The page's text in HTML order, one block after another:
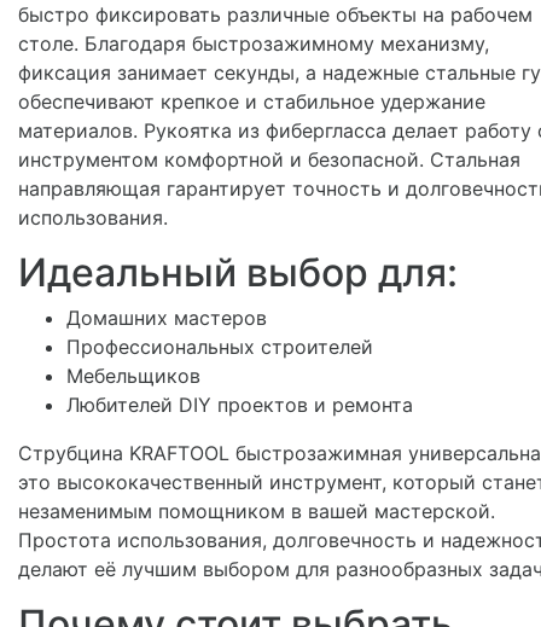
быстро фиксировать различные объекты на рабочем
столе. Благодаря быстрозажимному механизму,
фиксация занимает секунды, а надежные стальные
обеспечивают крепкое и стабильное удержание
материалов. Рукоятка из фибергласса делает работу
инструментом комфортной и безопасной. Стальная
направляющая гарантирует точность и
использования.
Идеальный выбор для:
Домашних мастеров
Профессиональных строителей
Мебельщиков
Любителей DIY проектов и ремонта
Струбцина KRAFTOOL быстрозажимная
это высококачественный инструмент, который
незаменимым помощником в вашей мастерской.
Простота использования, долговечность и
делают её лучшим выбором для разнообразных